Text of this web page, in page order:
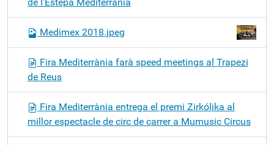
Medimex 2018.jpeg
Fira Mediterrània farà speed meetings al Trapezi
de Reus
Fira Mediterrània entrega el premi Zirkólika al
millor espectacle de circ de carrer a Mumusic Circus